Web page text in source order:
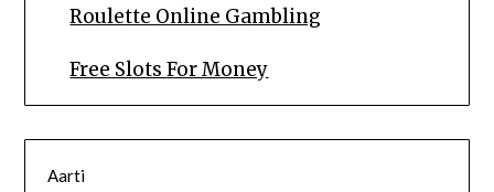
Roulette Online Gambling
Free Slots For Money
Aarti